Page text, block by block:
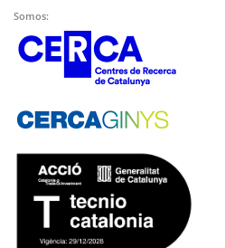
Somos: